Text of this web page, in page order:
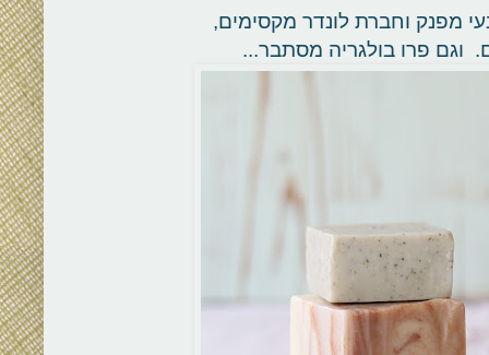
מפנק וחברת לונדר מקסימים,
וגם פרו בולגריה מסתבר...